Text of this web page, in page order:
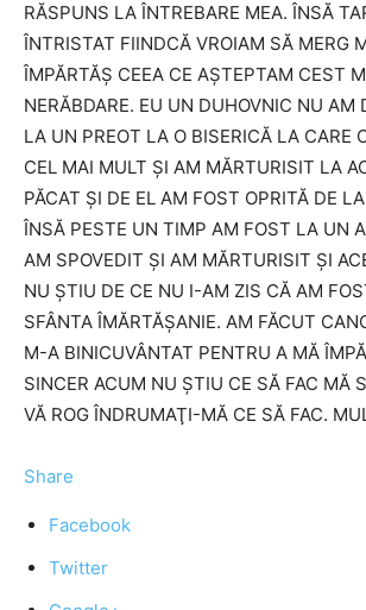
RĂSPUNS LA ÎNTREBARE MEA. ÎNSĂ
ÎNTRISTAT FIINDCĂ VROIAM SĂ MERG
ÎMPĂRTĂŞ CEEA CE AŞTEPTAM CEST
NERĂBDARE. EU UN DUHOVNIC NU AM
LA UN PREOT LA O BISERICĂ LA CARE
CEL MAI MULT ŞI AM MĂRTURISIT LA
PĂCAT ŞI DE EL AM FOST OPRITĂ DE
ÎNSĂ PESTE UN TIMP AM FOST LA UN
AM SPOVEDIT ŞI AM MĂRTURISIT ŞI
NU ŞTIU DE CE NU I-AM ZIS CĂ AM
SFÂNTA ÎMĂRTĂŞANIE. AM FĂCUT
M-A BINICUVÂNTAT PENTRU A MĂ
SINCER ACUM NU ŞTIU CE SĂ FAC MĂ
VĂ ROG ÎNDRUMAŢI-MĂ CE SĂ FAC.
Share
Facebook
Twitter